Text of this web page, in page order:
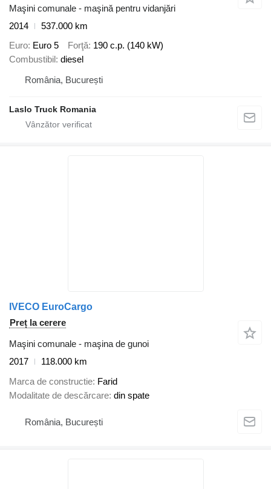
Maşini comunale - maşină pentru vidanjări
2014
537.000 km
Euro Euro 5 Forţă 190 c.p. (140 kW)
Combustibil diesel
România, București
Laslo Truck Romania
IVECO EuroCargo
Preț la cerere
Maşini comunale - maşina de gunoi
2017
118.000 km
Marca de constructie Farid
Modalitate de descărcare din spate
România, București